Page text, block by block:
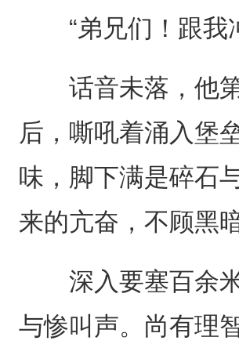
“弟兄们！跟我
话音未落，他第
后，嘶吼着涌入堡
味，脚下满是碎石
来的亢奋，不顾黑
深入要塞百余米
与惨叫声。尚有理